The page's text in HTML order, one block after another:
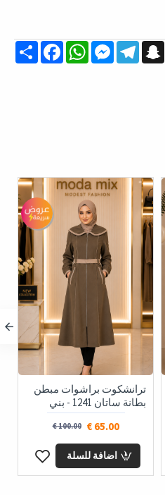
Share
FacebookWhatsApp
MessengerTelegramSnapchat
ترانشكوت براشوات مبطن
بطانة ساتان 1241 - بني
65.00 €
100.00 €
اضافة للسلة